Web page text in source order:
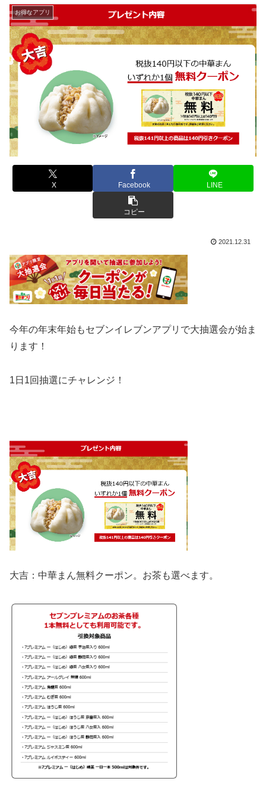
お得なアプリ
X Facebook LINE
コピー
2021.12.31
今年の年末年始もセブンイレブンアプリで大抽選会が始ま
ります！
1日1回抽選にチャレンジ！
大吉：中華まん無料クーポン。お茶も選べます。